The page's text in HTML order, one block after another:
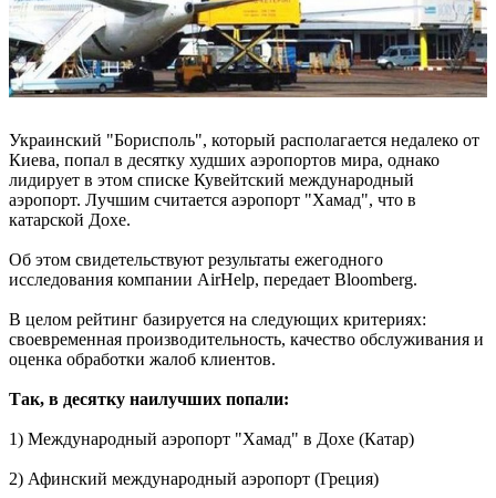
Украинский "Борисполь", который располагается недалеко от
Киева, попал в десятку худших аэропортов мира, однако
лидирует в этом списке Кувейтский международный
аэропорт. Лучшим считается аэропорт "Хамад", что в
катарской Дохе.
Об этом свидетельствуют результаты ежегодного
исследования компании AirHelp, передает Bloomberg.
В целом рейтинг базируется на следующих критериях:
своевременная производительность, качество обслуживания и
оценка обработки жалоб клиентов.
Так, в десятку наилучших попали:
1) Международный аэропорт "Хамад" в Дохе (Катар)
2) Афинский международный аэропорт (Греция)